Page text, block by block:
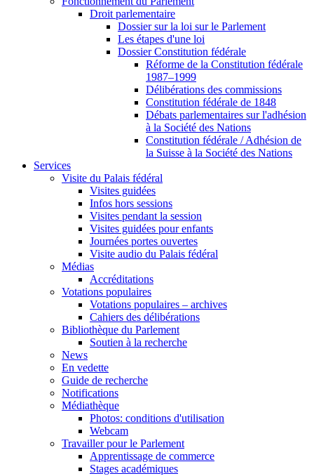
Droit parlementaire
Dossier sur la loi sur le Parlement
Les étapes d'une loi
Dossier Constitution fédérale
Réforme de la Constitution fédérale
1987–1999
Délibérations des commissions
Constitution fédérale de 1848
Débats parlementaires sur l'adhésion
à la Société des Nations
Constitution fédérale / Adhésion de
la Suisse à la Société des Nations
Services
Visite du Palais fédéral
Visites guidées
Infos hors sessions
Visites pendant la session
Visites guidées pour enfants
Journées portes ouvertes
Visite audio du Palais fédéral
Médias
Accréditations
Votations populaires
Votations populaires – archives
Cahiers des délibérations
Bibliothèque du Parlement
Soutien à la recherche
News
En vedette
Guide de recherche
Notifications
Médiathèque
Photos: conditions d'utilisation
Webcam
Travailler pour le Parlement
Apprentissage de commerce
Stages académiques